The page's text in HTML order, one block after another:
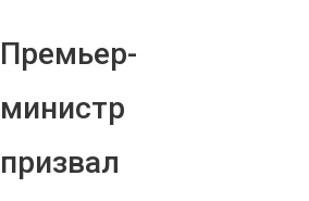
Премьер-
министр
призвал